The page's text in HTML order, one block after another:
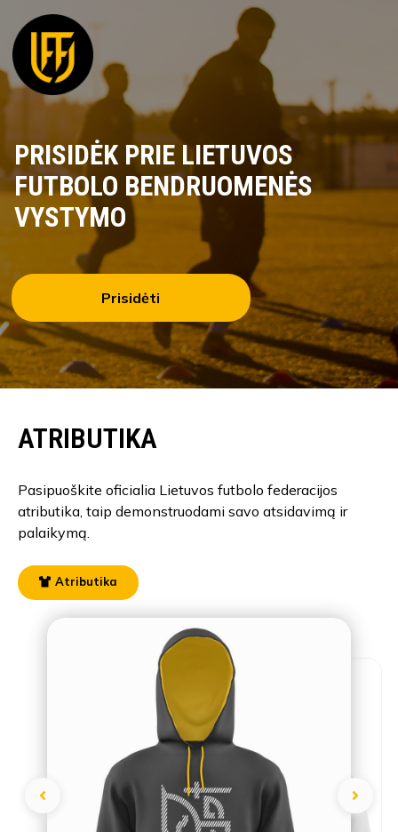
PRISIDĖK PRIE LIETUVOS
FUTBOLO BENDRUOMENĖS
VYSTYMO
Prisidėti
ATRIBUTIKA
Pasipuoškite oficialia Lietuvos futbolo federacijos
atributika, taip demonstruodami savo atsidavimą ir
palaikymą.
Atributika